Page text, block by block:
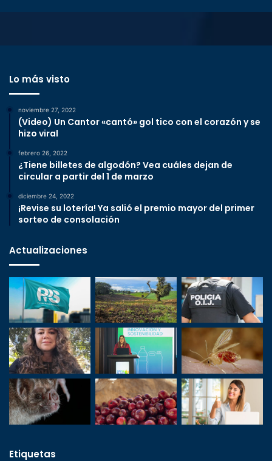
Lo más visto
noviembre 27, 2022
(Video) Un Cantor «cantó» gol tico con el corazón y se
hizo viral
febrero 26, 2022
¿Tiene billetes de algodón? Vea cuáles dejan de
circular a partir del 1 de marzo
diciembre 24, 2022
¡Revise su lotería! Ya salió el premio mayor del primer
sorteo de consolación
Actualizaciones
Etiquetas